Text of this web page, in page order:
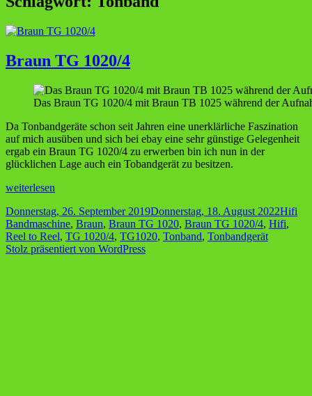
Braun TG 1020/4
Das Braun TG 1020/4 mit Braun TB 1025 während der
Da Tonbandgeräte schon seit Jahren eine unerklärliche Faszination
auf mich ausüben und sich bei ebay eine sehr günstige Gelegenheit
ergab ein Braun TG 1020/4 zu erwerben bin ich nun in der
glücklichen Lage auch ein Tobandgerät zu besitzen.
Braun
1020/4
weiterlesen
Veröffentlicht
am
Donnerstag, 26. September 2019Donnerstag, 18. August 2022Hifi
Bandmaschine, Braun, Braun TG 1020, Braun TG 1020/4, Hifi,
Reel to Reel, TG 1020/4, TG1020, Tonband, Tonbandgerät
Stolz präsentiert von WordPress